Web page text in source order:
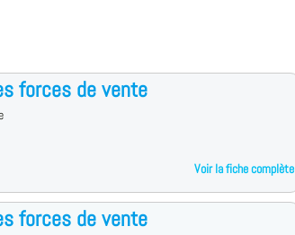
forces de vente
Voir la fiche complète
forces de vente